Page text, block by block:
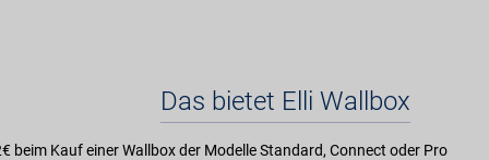
Das bietet Elli Wallbox
beim Kauf einer Wallbox der Modelle Standard, Connect oder Pro